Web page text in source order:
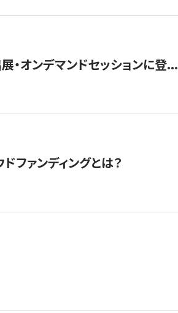
・オンデマンドセッションに登...
ファンディングとは？